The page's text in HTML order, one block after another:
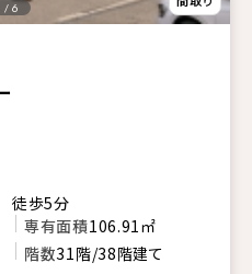
/ 6
徒歩5分
専有面積106.91㎡
階数31階/38階建て